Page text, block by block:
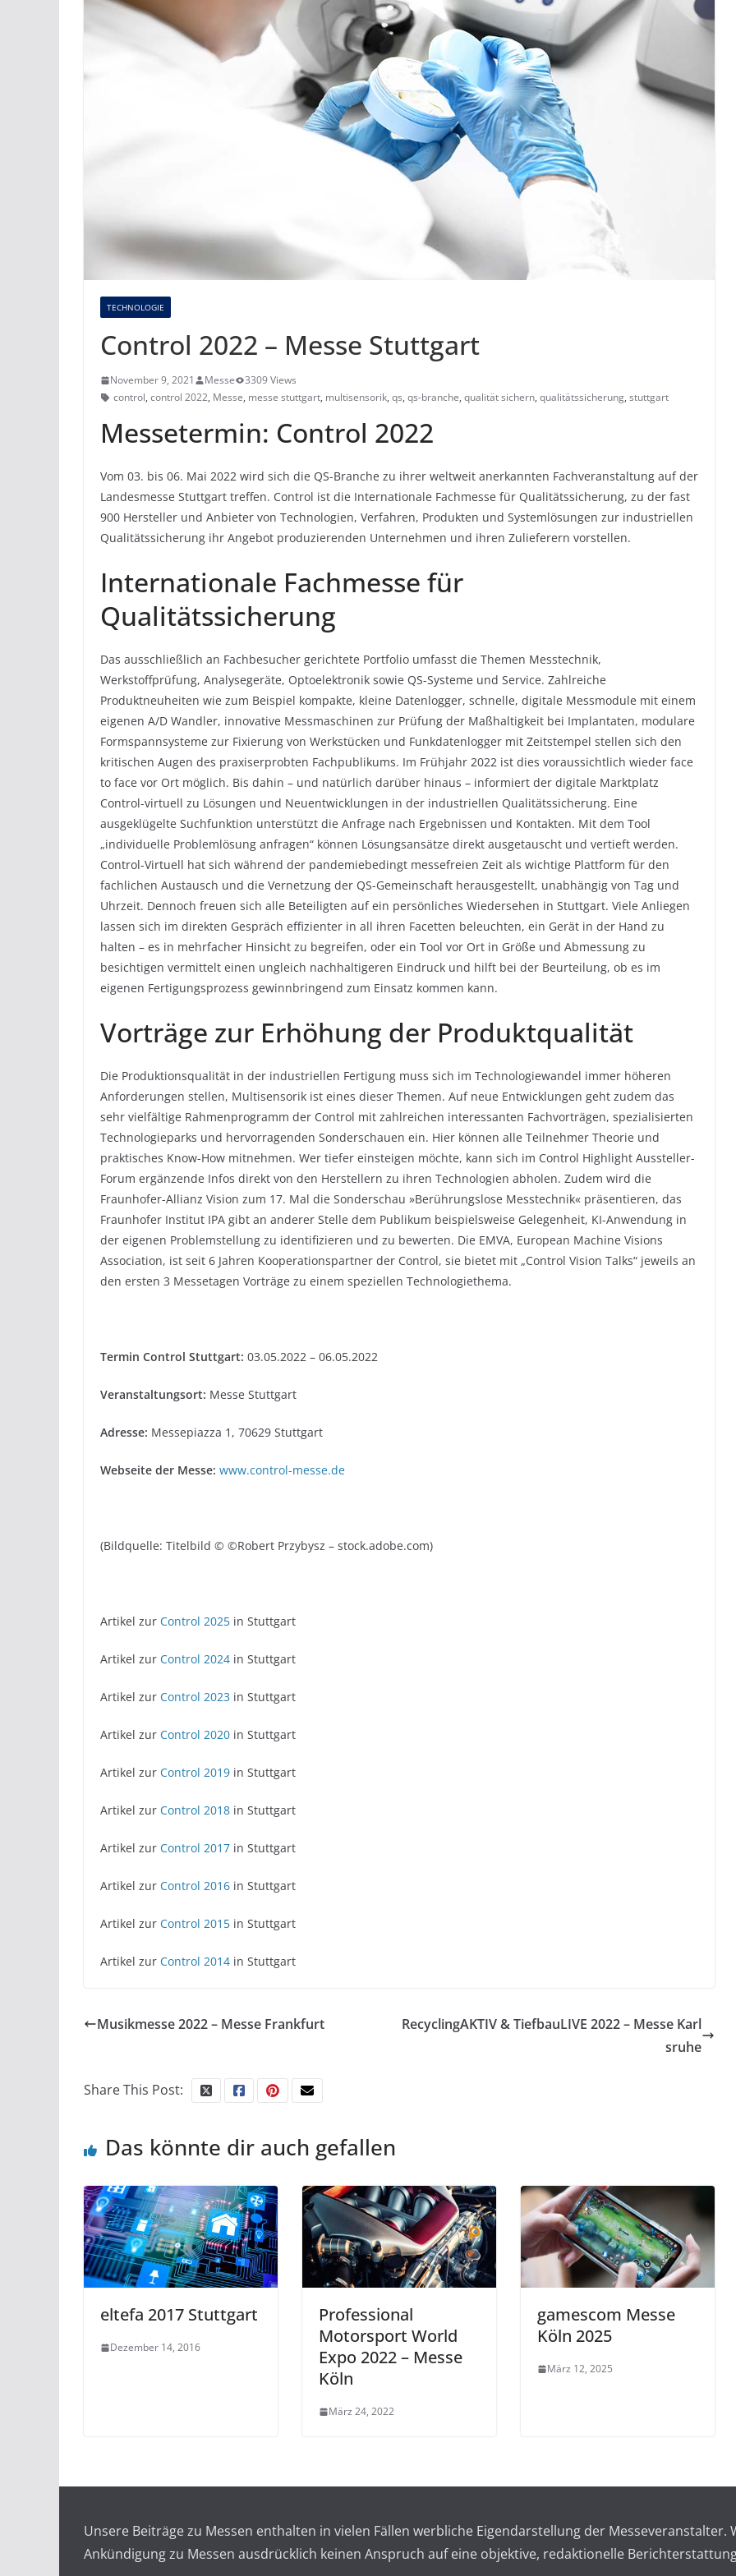
TECHNOLOGIE
Control 2022 – Messe Stuttgart
November 9, 2021 Messe
3309 Views
control, control 2022, Messe, messe stuttgart, multisensorik, qs, qs-branche, qualität sichern, qualitätssicherung, stuttgart
Messetermin: Control 2022
Vom 03. bis 06. Mai 2022 wird sich die QS-Branche zu ihrer weltweit anerkannten Fachveranstaltung auf der
Landesmesse Stuttgart treffen. Control ist die Internationale Fachmesse für Qualitätssicherung, zu der fast
900 Hersteller und Anbieter von Technologien, Verfahren, Produkten und Systemlösungen zur industriellen
Qualitätssicherung ihr Angebot produzierenden Unternehmen und ihren Zulieferern vorstellen.
Internationale Fachmesse für
Qualitätssicherung
Das ausschließlich an Fachbesucher gerichtete Portfolio umfasst die Themen Messtechnik,
Werkstoffprüfung, Analysegeräte, Optoelektronik sowie QS-Systeme und Service. Zahlreiche
Produktneuheiten wie zum Beispiel kompakte, kleine Datenlogger, schnelle, digitale Messmodule mit einem
eigenen A/D Wandler, innovative Messmaschinen zur Prüfung der Maßhaltigkeit bei Implantaten, modulare
Formspannsysteme zur Fixierung von Werkstücken und Funkdatenlogger mit Zeitstempel stellen sich den
kritischen Augen des praxiserprobten Fachpublikums. Im Frühjahr 2022 ist dies voraussichtlich wieder face
to face vor Ort möglich. Bis dahin – und natürlich darüber hinaus – informiert der digitale Marktplatz
Control-virtuell zu Lösungen und Neuentwicklungen in der industriellen Qualitätssicherung. Eine
ausgeklügelte Suchfunktion unterstützt die Anfrage nach Ergebnissen und Kontakten. Mit dem Tool
„individuelle Problemlösung anfragen“ können Lösungsansätze direkt ausgetauscht und vertieft werden.
Control-Virtuell hat sich während der pandemiebedingt messefreien Zeit als wichtige Plattform für den
fachlichen Austausch und die Vernetzung der QS-Gemeinschaft herausgestellt, unabhängig von Tag und
Uhrzeit. Dennoch freuen sich alle Beteiligten auf ein persönliches Wiedersehen in Stuttgart. Viele Anliegen
lassen sich im direkten Gespräch effizienter in all ihren Facetten beleuchten, ein Gerät in der Hand zu
halten – es in mehrfacher Hinsicht zu begreifen, oder ein Tool vor Ort in Größe und Abmessung zu
besichtigen vermittelt einen ungleich nachhaltigeren Eindruck und hilft bei der Beurteilung, ob es im
eigenen Fertigungsprozess gewinnbringend zum Einsatz kommen kann.
Vorträge zur Erhöhung der Produktqualität
Die Produktionsqualität in der industriellen Fertigung muss sich im Technologiewandel immer höheren
Anforderungen stellen, Multisensorik ist eines dieser Themen. Auf neue Entwicklungen geht zudem das
sehr vielfältige Rahmenprogramm der Control mit zahlreichen interessanten Fachvorträgen, spezialisierten
Technologieparks und hervorragenden Sonderschauen ein. Hier können alle Teilnehmer Theorie und
praktisches Know-How mitnehmen. Wer tiefer einsteigen möchte, kann sich im Control Highlight Aussteller-
Forum ergänzende Infos direkt von den Herstellern zu ihren Technologien abholen. Zudem wird die
Fraunhofer-Allianz Vision zum 17. Mal die Sonderschau »Berührungslose Messtechnik« präsentieren, das
Fraunhofer Institut IPA gibt an anderer Stelle dem Publikum beispielsweise Gelegenheit, KI-Anwendung in
der eigenen Problemstellung zu identifizieren und zu bewerten. Die EMVA, European Machine Visions
Association, ist seit 6 Jahren Kooperationspartner der Control, sie bietet mit „Control Vision Talks“ jeweils an
den ersten 3 Messetagen Vorträge zu einem speziellen Technologiethema.
Termin Control Stuttgart: 03.05.2022 – 06.05.2022
Veranstaltungsort: Messe Stuttgart
Adresse: Messepiazza 1, 70629 Stuttgart
Webseite der Messe: www.control-messe.de
(Bildquelle: Titelbild © ©Robert Przybysz – stock.adobe.com)
Artikel zur Control 2025 in Stuttgart
Artikel zur Control 2024 in Stuttgart
Artikel zur Control 2023 in Stuttgart
Artikel zur Control 2020 in Stuttgart
Artikel zur Control 2019 in Stuttgart
Artikel zur Control 2018 in Stuttgart
Artikel zur Control 2017 in Stuttgart
Artikel zur Control 2016 in Stuttgart
Artikel zur Control 2015 in Stuttgart
Artikel zur Control 2014 in Stuttgart
Musikmesse 2022 – Messe Frankfurt
RecyclingAKTIV & TiefbauLIVE 2022 – Messe Karl
sruhe
Share This Post:
Das könnte dir auch gefallen
eltefa 2017 Stuttgart
Dezember 14, 2016
Professional
Motorsport World
Expo 2022 – Messe
Köln
März 24, 2022
gamescom Messe
Köln 2025
März 12, 2025
Unsere Beiträge zu Messen enthalten in vielen Fällen werbliche Eigendarstellung der
Ankündigung zu Messen ausdrücklich keinen Anspruch auf eine objektive, redaktionelle